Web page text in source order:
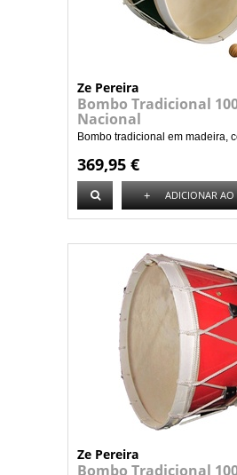
Ze Pereira
Bombo Tradicional
Nacional
Bombo tradicional em madeira,
369,95 €
+ ADICIONAR AO
Ze Pereira
Bombo Tradicional